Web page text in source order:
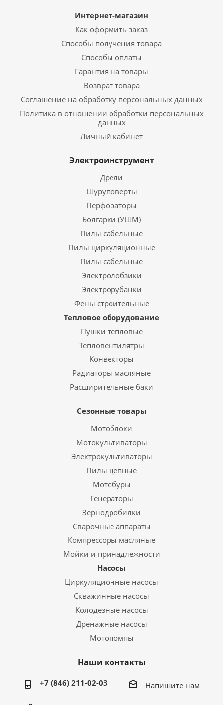
Интернет-магазин
Как оформить заказ
Способы получения товара
Способы оплаты
Гарантия на товары
Возврат товара
Соглашение на обработку персональных данных
Политика в отношении обработки персональных
данных
Личный кабинет
Электроинструмент
Дрели
Шуруповерты
Перфораторы
Болгарки (УШМ)
Пилы сабельные
Пилы циркуляционные
Пилы сабельные
Электролобзики
Электрорубанки
Фены строительные
Тепловое оборудование
Пушки тепловые
Тепловентилятры
Конвекторы
Радиаторы масляные
Расширительные баки
Сезонные товары
Мотоблоки
Мотокультиваторы
Электрокультиваторы
Пилы цепные
Мотобуры
Генераторы
Зернодробилки
Сварочные аппараты
Компрессоры масляные
Мойки и принадлежности
Насосы
Циркуляционные насосы
Скважинные насосы
Колодезные насосы
Дренажные насосы
Мотопомпы
Наши контакты
+7 (846) 211-02-03 Напишите нам